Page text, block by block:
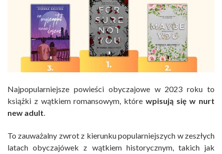
Najpopularniejsze powieści obyczajowe w 2023 roku to
książki z wątkiem romansowym, które wpisują się w nurt
new adult.
To zauważalny zwrot z kierunku popularniejszych w zeszłych
latach obyczajówek z wątkiem historycznym, takich jak